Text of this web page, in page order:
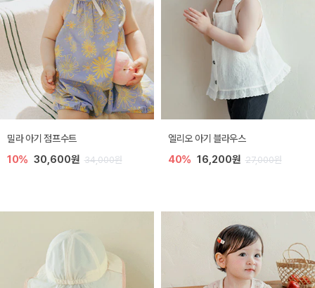
밀라 아기 점프수트
10% 30,600원 34,000원
엘리오 아기 블라우스
40% 16,200원 27,000원